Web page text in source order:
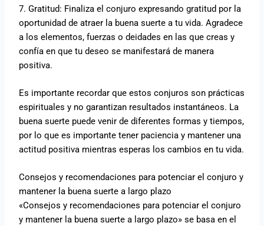
7. Gratitud: Finaliza el conjuro expresando gratitud por la
oportunidad de atraer la buena suerte a tu vida. Agradece
a los elementos, fuerzas o deidades en las que creas y
confía en que tu deseo se manifestará de manera
positiva.
Es importante recordar que estos conjuros son prácticas
espirituales y no garantizan resultados instantáneos. La
buena suerte puede venir de diferentes formas y tiempos,
por lo que es importante tener paciencia y mantener una
actitud positiva mientras esperas los cambios en tu vida.
Consejos y recomendaciones para potenciar el conjuro y
mantener la buena suerte a largo plazo
«Consejos y recomendaciones para potenciar el conjuro
y mantener la buena suerte a largo plazo» se basa en el